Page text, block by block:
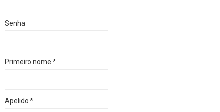
Senha
Primeiro nome *
Apelido *